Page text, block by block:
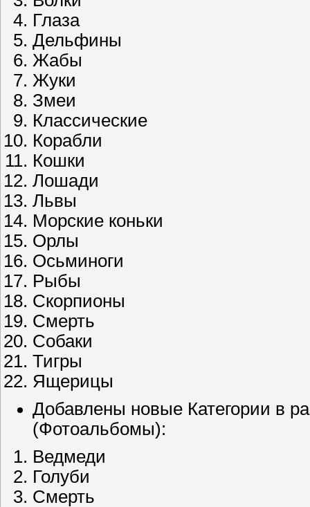
Глаза
Дельфины
Жабы
Жуки
Змеи
Классические
Корабли
Кошки
Лошади
Львы
Морские коньки
Орлы
Осьминоги
Рыбы
Скорпионы
Смерть
Собаки
Тигры
Ящерицы
Добавлены новые Категории в
(Фотоальбомы):
Ведмеди
Голуби
Смерть